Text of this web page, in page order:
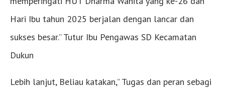
Hari Ibu tahun 2025 berjalan dengan lancar dan
sukses besar.” Tutur Ibu Pengawas SD Kecamatan
Dukun
Lebih lanjut, Beliau katakan,” Tugas dan peran sebagi